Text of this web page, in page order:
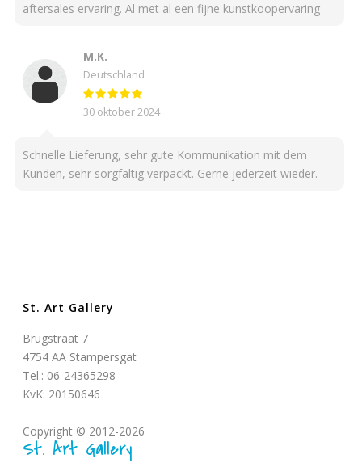
aftersales ervaring. Al met al een fijne kunstkoopervaring
M.K.
Deutschland
30 oktober 2024
Schnelle Lieferung, sehr gute Kommunikation mit dem
Kunden, sehr sorgfältig verpackt. Gerne jederzeit wieder.
St. Art Gallery
Brugstraat 7
4754 AA Stampersgat
Tel.: 06-24365298
KvK: 20150646
Copyright © 2012-2026
St. Art Gallery